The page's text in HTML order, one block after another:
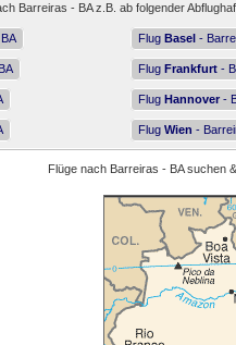
Barreiras - BA z.B. ab folgender
Flug Basel -
Flug Frankfurt -
Flug Hannover -
Flug Wien -